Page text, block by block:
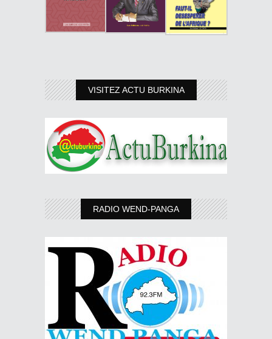
VISITEZ ACTU BURKINA
RADIO WEND-PANGA